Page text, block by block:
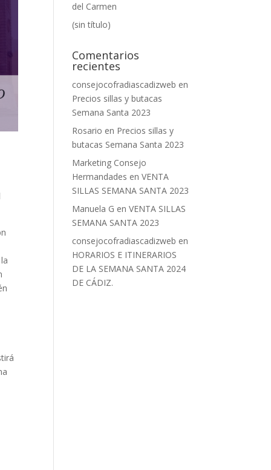
del Carmen
(sin título)
Comentarios
recientes
consejocofradiascadizweb en
Precios sillas y butacas
Semana Santa 2023
Rosario en Precios sillas y
butacas Semana Santa 2023
Marketing Consejo
Hermandades enVENTA
SILLAS SEMANA SANTA 2023
Manuela G enVENTA SILLAS
SEMANA SANTA 2023
consejocofradiascadizweb en
HORARIOS E ITINERARIOS
DE LA SEMANA SANTA 2024
DE CÁDIZ.